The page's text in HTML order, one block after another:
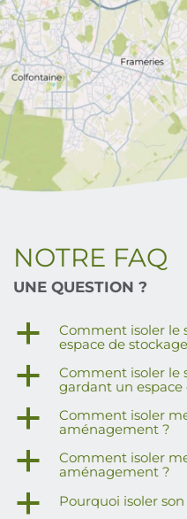
NOTRE FAQ
UNE QUESTION ?
a
Comment isoler le
espace de
a
Comment isoler le
gardant un espace
a
Comment isoler
aménagement ?
a
Comment isoler
aménagement ?
a Pourquoi isoler